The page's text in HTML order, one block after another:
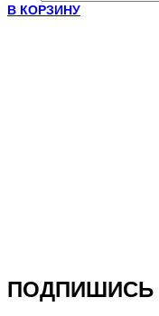
В КОРЗИНУ
ПОДПИШИСЬ